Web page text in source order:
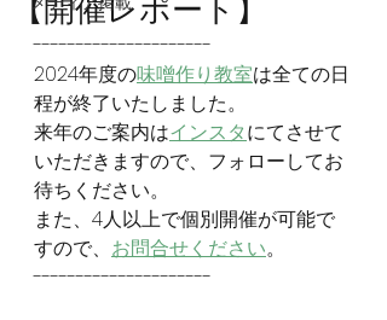
【開催レポート】
---------------------
2024年度の味噌作り教室は全ての日
程が終了いたしました。
来年のご案内はインスタにてさせて
いただきますので、フォローしてお
待ちください。
また、4人以上で個別開催が可能で
すので、 お問合せください。
---------------------